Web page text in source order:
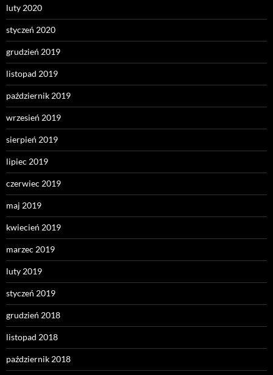
luty 2020
styczeń 2020
grudzień 2019
listopad 2019
październik 2019
wrzesień 2019
sierpień 2019
lipiec 2019
czerwiec 2019
maj 2019
kwiecień 2019
marzec 2019
luty 2019
styczeń 2019
grudzień 2018
listopad 2018
październik 2018